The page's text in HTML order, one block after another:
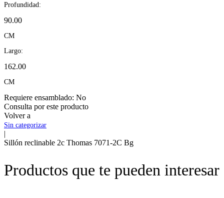
Profundidad:
90.00
CM
Largo:
162.00
CM
Requiere ensamblado: No
Consulta por este producto
Volver a
Sin categorizar
|
Sillón reclinable 2c Thomas 7071-2C Bg
Productos que te pueden interesar